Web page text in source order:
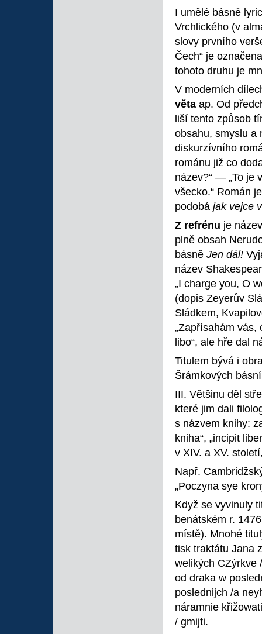
I umělé básně
Vrchlického (v
slovy prvního
Čech“ je
tohoto druhu je
V moderních
věta ap. Od
liší tento způsob
obsahu, smyslu a
diskurzívního
románu již co
název?“ — „To je
všecko.“ Román
podobá jak vejce
Z refrénu je
plně obsah
básně Jen dál!
název
„I charge you, O
(dopis Zeyerův
Sládkem,
„Zapřísahám vás,
libo“, ale hře dal
Titulem bývá i
Šrámkových
III. Většinu děl
které jim dali
s názvem knihy:
kniha“, „incipit
v XIV. a XV.
Např.
„Poczyna sye
Když se vyvinuly
benátském r.
místě). Mnohé
tisk traktátu Jana
welikých CZýrkve
od draka w
poslednijch /a
náramnie
/ gmijti.